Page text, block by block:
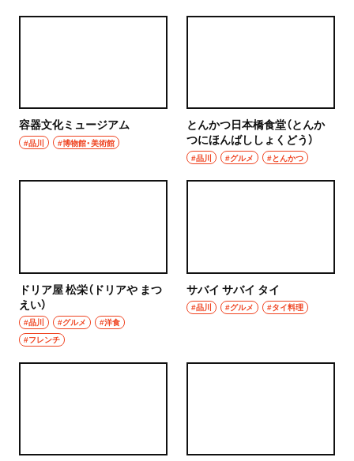
容器文化ミュージアム
#品川 #博物館・美術館
とんかつ日本橋食堂（とんか
つにほんばししょくどう）
#品川 #グルメ #とんかつ
ドリア屋 松栄（ドリアや まつ
えい）
#品川 #グルメ
#洋食
#フレンチ
サバイ サバイ タイ
#品川 #グルメ #タイ料理